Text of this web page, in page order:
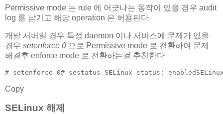
Permissive mode 는 rule 에 어긋나는 동작이 있을 경우 audit
log 를 남기고 해당 operation 은 허용된다.
개발 서버일 경우 특정 daemon 이나 서비스에 문제가 있을
경우 setenforce 0 으로 Permissive mode 로 전환하여 문제
해결후 enforce mode 로 전환하는걸 추천한다
# setenforce 0# sestatus SELinux status:
Copy
SELinux 해제